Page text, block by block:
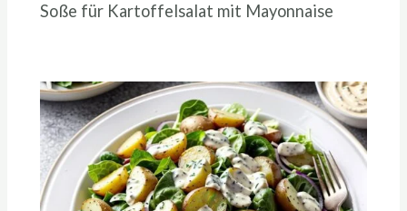
Soße für Kartoffelsalat mit Mayonnaise